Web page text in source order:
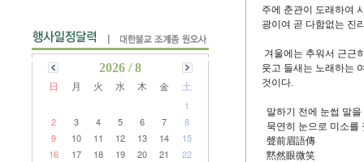
2026 / 8
日 月 火 水 木 金 土
1
2
3 4 5 6 7
8
9
10 11 12 13 14
15
16
17 18 19 20 21
22
주에 춘관이 도래하여
광이여 곧 다함없는 진
겨울에는 추워서 근근
웃고 들새는 노래하는
것이다.
말하기 전에 눈썹 말을
묵연히 눈으로 미소를
聲前眉語傳
黙然眼微笑